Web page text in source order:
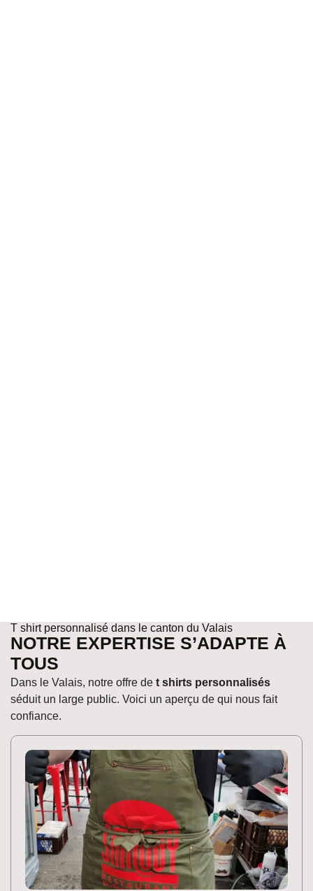
T shirt personnalisé dans le canton du Valais
NOTRE EXPERTISE S’ADAPTE À
TOUS
Dans le Valais, notre offre de t shirts personnalisés
séduit un large public. Voici un aperçu de qui nous fait
confiance.